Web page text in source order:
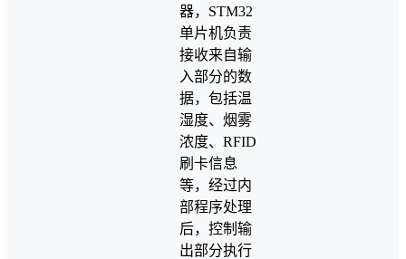
器，STM32
单片机负责
接收来自输
入部分的数
据，包括温
湿度、烟雾
浓度、RFID
刷卡信息
等，经过内
部程序处理
后，控制输
出部分执行